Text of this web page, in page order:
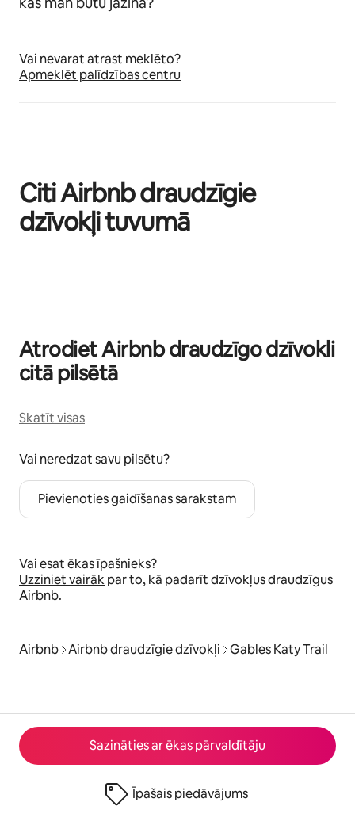
Sazināties ar ēkas pārvaldītāju
Īpašais piedāvājums
Vai nevarat atrast meklēto?
Apmeklēt palīdzības centru
Citi Airbnb draudzīgie
dzīvokļi tuvumā
Atrodiet Airbnb draudzīgo dzīvokli
citā pilsētā
Skatīt visas
Vai neredzat savu pilsētu?
Pievienoties gaidīšanas sarakstam
Vai esat ēkas īpašnieks?
Uzziniet vairākpar to, kā padarīt dzīvokļus draudzīgus
Airbnb.
Airbnb Airbnb draudzīgie dzīvokļi Gables Katy Trail